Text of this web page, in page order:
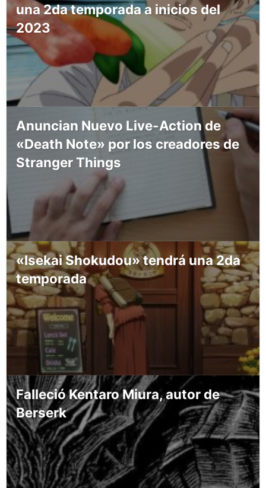
una 2da temporada a inicios del
2023
Anuncian Nuevo Live-Action de
«Death Note» por los creadores de
Stranger Things
«Isekai Shokudou» tendrá una 2da
temporada
Falleció Kentaro Miura, autor de
Berserk